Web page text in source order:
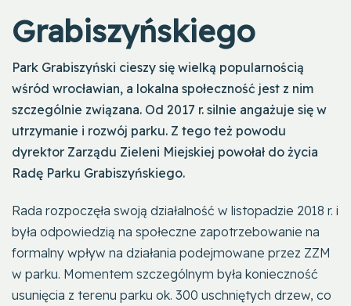
Grabiszyńskiego
Park Grabiszyński cieszy się wielką popularnością
wśród wrocławian, a lokalna społeczność jest z nim
szczególnie związana. Od 2017 r. silnie angażuje się w
utrzymanie i rozwój parku. Z tego też powodu
dyrektor Zarządu Zieleni Miejskiej powołał do życia
Radę Parku Grabiszyńskiego.
Rada rozpoczęła swoją działalność w listopadzie 2018 r. i
była odpowiedzią na społeczne zapotrzebowanie na
formalny wpływ na działania podejmowane przez ZZM
w parku. Momentem szczególnym była konieczność
usunięcia z terenu parku ok. 300 uschniętych drzew, co